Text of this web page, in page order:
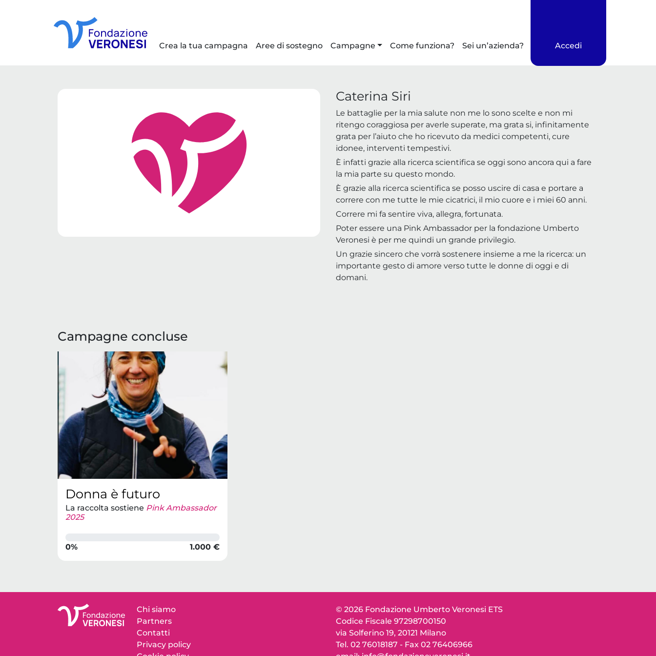
Crea la tua campagna Aree di sostegno Campagne Come funziona? Sei un’azienda? Accedi
Caterina Siri
Le battaglie per la mia salute non me lo sono scelte e non mi
ritengo coraggiosa per averle superate, ma grata si, infinitamente
grata per l’aiuto che ho ricevuto da medici competenti, cure
idonee, interventi tempestivi.
È infatti grazie alla ricerca scientifica se oggi sono ancora qui a fare
la mia parte su questo mondo.
È grazie alla ricerca scientifica se posso uscire di casa e portare a
correre con me tutte le mie cicatrici, il mio cuore e i miei 60 anni.
Correre mi fa sentire viva, allegra, fortunata.
Poter essere una Pink Ambassador per la fondazione Umberto
Veronesi è per me quindi un grande privilegio.
Un grazie sincero che vorrà sostenere insieme a me la ricerca: un
importante gesto di amore verso tutte le donne di oggi e di
domani.
Campagne concluse
Donna è futuro
La raccolta sostiene Pink Ambassador
2025
0% 1.000 €
Chi siamo
Partners
Contatti
Privacy policy
© 2026 Fondazione Umberto Veronesi ETS
Codice Fiscale 97298700150
via Solferino 19, 20121 Milano
Tel. 02 76018187 - Fax 02 76406966